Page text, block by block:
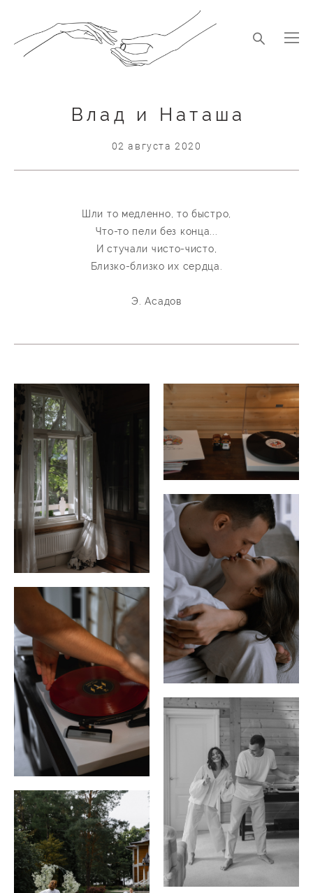
Влад и Наташа
02 августа 2020
Шли то медленно, то быстро,
Что-то пели без конца...
И стучали чисто-чисто,
Близко-близко их сердца.
Э. Асадов